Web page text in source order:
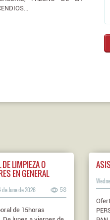
DE LIMPIEZA O
EN GENERAL
June de 2026 58
de 15horas